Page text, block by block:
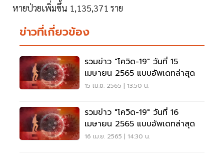
หายป่วยเพิ่มขึ้น 1,135,371 ราย
ข่าวที่เกี่ยวข้อง
รวมข่าว "โควิด-19" วันที่ 15
เมษายน 2565 แบบอัพเดทล่าสุด
15 เม.ย. 2565 | 13:50 น.
รวมข่าว "โควิด-19" วันที่ 16
เมษายน 2565 แบบอัพเดทล่าสุด
16 เม.ย. 2565 | 14:30 น.